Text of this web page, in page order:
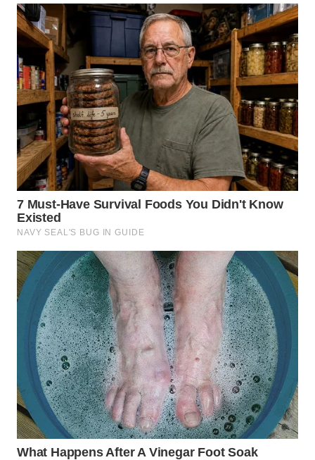
WN
BEKASI
WN
BOGOR
WN
DEPOK
WN
TAPANULI
UTARA
WN
PADANG
LAWAS
WN
SUMEDANG
WN
CIANJUR
WN